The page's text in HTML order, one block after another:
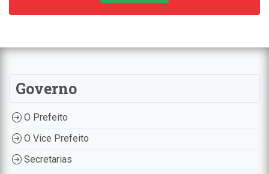
Governo
O Prefeito
O Vice Prefeito
Secretarias